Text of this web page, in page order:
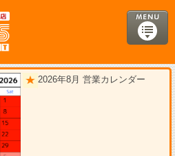
2026年8月 営業カレンダー